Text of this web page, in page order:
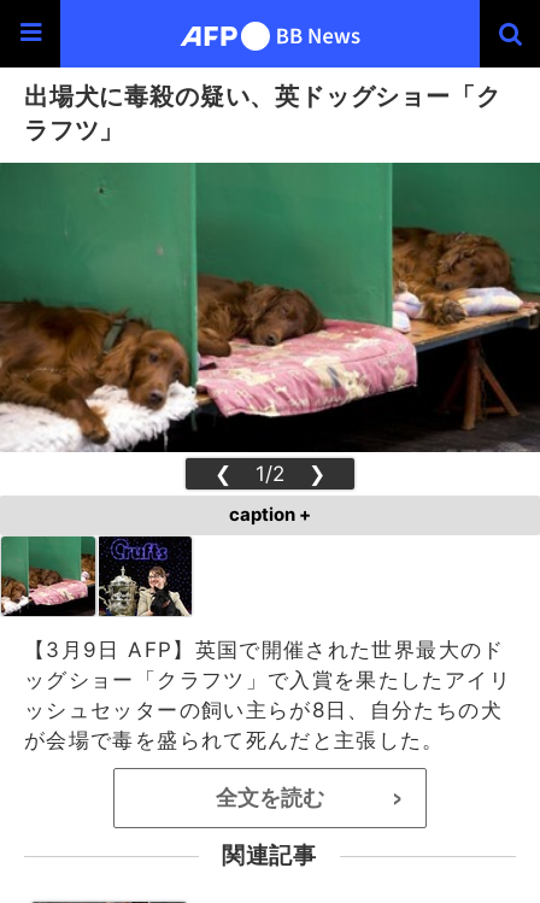
出場犬に毒殺の疑い、英ドッグショー「ク
ラフツ」
❮ 1/2 ❯
caption +
【3月9日 AFP】英国で開催された世界最大のド
ッグショー「クラフツ」で入賞を果たしたアイリ
ッシュセッターの飼い主らが8日、自分たちの犬
が会場で毒を盛られて死んだと主張した。
全文を読む >
関連記事